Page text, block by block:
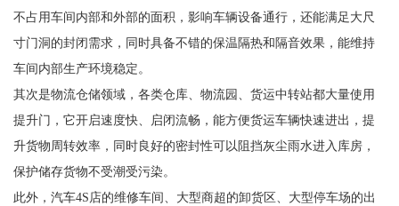
不占用车间内部和外部的面积，影响车辆设备通行，还能满足大尺
寸门洞的封闭需求，同时具备不错的保温隔热和隔音效果，能维持
车间内部生产环境稳定。
其次是物流仓储领域，各类仓库、物流园、货运中转站都大量使用
提升门，它开启速度快、启闭流畅，能方便货运车辆快速进出，提
升货物周转效率，同时良好的密封性可以阻挡灰尘雨水进入库房，
保护储存货物不受潮受污染。
此外，汽车4S店的维修车间、大型商超的卸货区、大型停车场的出